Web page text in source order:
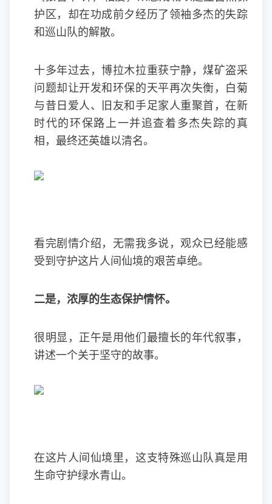
护区，却在功成前夕经历了领袖多杰的失踪
和巡山队的解散。
十多年过去，博拉木拉重获宁静，煤矿盗采
问题却让开发和环保的天平再次失衡，白菊
与昔日爱人、旧友和手足家人重聚首，在新
时代的环保路上一并追查着多杰失踪的真
相，最终还英雄以清名。
看完剧情介绍，无需我多说，观众已经能感
受到守护这片人间仙境的艰苦卓绝。
二是，浓厚的生态保护情怀。
很明显，正午是用他们最擅长的年代叙事，
讲述一个关于坚守的故事。
在这片人间仙境里，这支特殊巡山队真是用
生命守护绿水青山。